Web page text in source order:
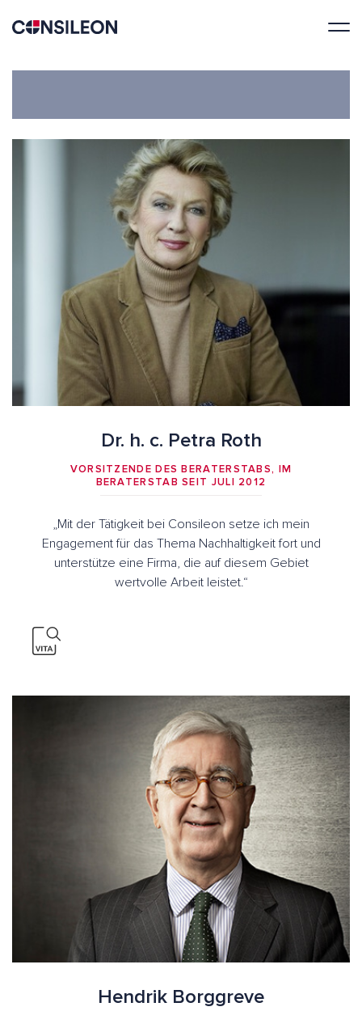
Dr. h. c. Petra Roth
VORSITZENDE DES BERATERSTABS, IM
BERATERSTAB SEIT JULI 2012
„Mit der Tätigkeit bei Consileon setze ich mein
Engagement für das Thema Nachhaltigkeit fort und
unterstütze eine Firma, die auf diesem Gebiet
wertvolle Arbeit leistet.“
Hendrik Borggreve